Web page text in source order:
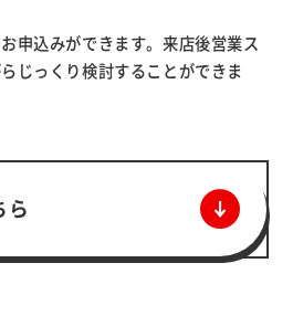
申込みができます。来店後営業ス
じっくり検討することができま
ら